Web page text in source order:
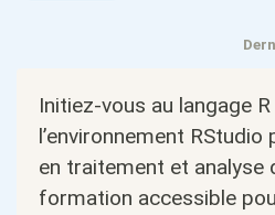
Initiez-vous au langage
l’environnement
en traitement et analyse
formation accessible